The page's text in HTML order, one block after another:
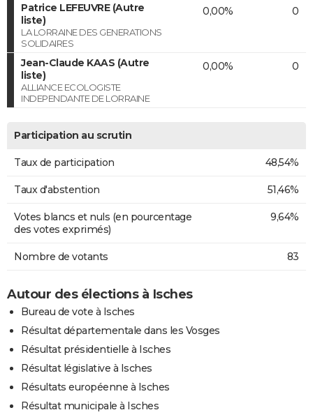
Patrice LEFEUVRE (Autre
liste)
LA LORRAINE DES GENERATIONS
SOLIDAIRES
0,00% 0
Jean-Claude KAAS (Autre
liste)
ALLIANCE ECOLOGISTE
INDEPENDANTE DE LORRAINE
0,00% 0
Participation au scrutin
Taux de participation 48,54%
Taux d'abstention 51,46%
Votes blancs et nuls (en pourcentage
des votes exprimés)
9,64%
Nombre de votants 83
Autour des élections à Isches
Bureau de vote à Isches
Résultat départementale dans les Vosges
Résultat présidentielle à Isches
Résultat législative à Isches
Résultats européenne à Isches
Résultat municipale à Isches